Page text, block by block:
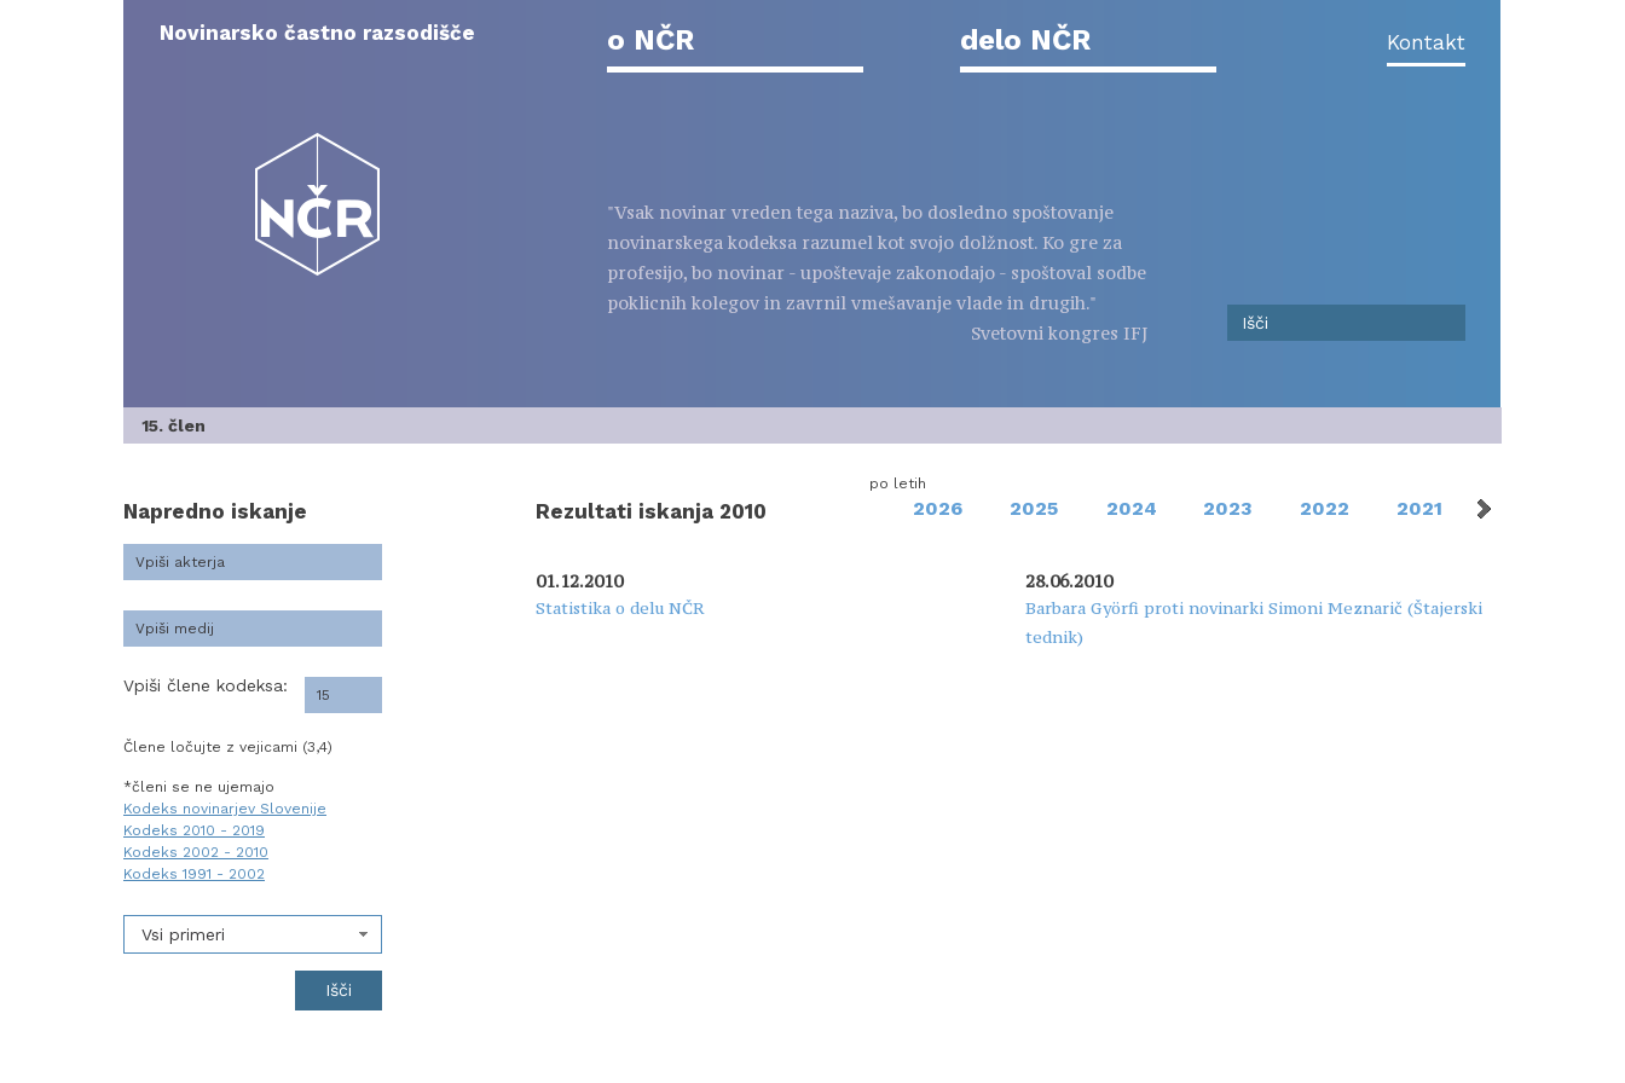
contentNovinarsko častno razsodišče o NČR delo NČR Kontakt
"Vsak novinar vreden tega naziva, bo dosledno spoštovanje
novinarskega kodeksa razumel kot svojo dolžnost. Ko gre za
profesijo, bo novinar - upoštevaje zakonodajo - spoštoval sodbe
poklicnih kolegov in zavrnil vmešavanje vlade in drugih."
Svetovni kongres IFJ
15. člen
Napredno iskanje
Vpiši člene kodeksa:
Člene ločujte z vejicami (3,4)
*členi se ne ujemajo
Kodeks novinarjev Slovenije
Kodeks 2010 - 2019
Kodeks 2002 - 2010
Kodeks 1991 - 2002
Vsi primeri
Rezultati iskanja 2010
po letih
2026 2025 2024 2023 2022 2021
01.12.2010
Statistika o delu NČR
28.06.2010
Barbara Györfi proti novinarki Simoni Meznarič (Štajerski
tednik)